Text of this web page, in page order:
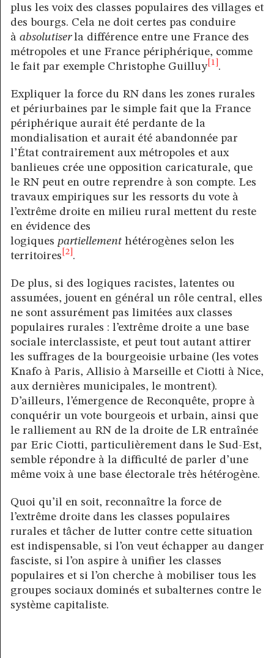
plus les voix des classes populaires des villages et
des bourgs. Cela ne doit certes pas conduire
à absolutiserla différence entre une France des
métropoles et une France périphérique, comme
le fait par exemple Christophe Guilluy [1] .
Expliquer la force du RN dans les zones rurales
et périurbaines par le simple fait que la France
périphérique aurait été perdante de la
mondialisation et aurait été abandonnée par
l’État contrairement aux métropoles et aux
banlieues crée une opposition caricaturale, que
le RN peut en outre reprendre à son compte. Les
travaux empiriques sur les ressorts du vote à
l’extrême droite en milieu rural mettent du reste
en évidence des
logiques partiellement hétérogènes selon les
territoires [2] .
De plus, si des logiques racistes, latentes ou
assumées, jouent en général un rôle central, elles
ne sont assurément pas limitées aux classes
populaires rurales : l’extrême droite a une base
sociale interclassiste, et peut tout autant attirer
les suffrages de la bourgeoisie urbaine (les votes
Knafo à Paris, Allisio à Marseille et Ciotti à Nice,
aux dernières municipales, le montrent).
D’ailleurs, l’émergence de Reconquête, propre à
conquérir un vote bourgeois et urbain, ainsi que
le ralliement au RN de la droite de LR entraînée
par Eric Ciotti, particulièrement dans le Sud-Est,
semble répondre à la difficulté de parler d’une
même voix à une base électorale très hétérogène.
Quoi qu’il en soit, reconnaître la force de
l’extrême droite dans les classes populaires
rurales et tâcher de lutter contre cette situation
est indispensable, si l’on veut échapper au danger
fasciste, si l’on aspire à unifier les classes
populaires et si l’on cherche à mobiliser tous les
groupes sociaux dominés et subalternes contre le
système capitaliste.